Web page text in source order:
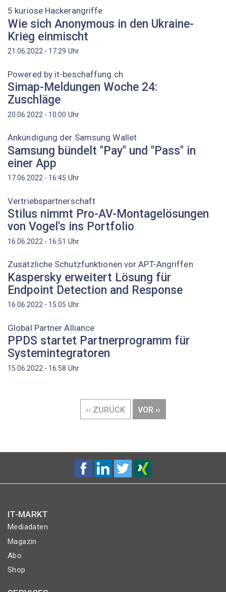
5 kuriose Hackerangriffe
Wie sich Anonymous in den Ukraine-
Krieg einmischt
21.06.2022 - 17:29 Uhr
Powered by it-beschaffung.ch
Simap-Meldungen Woche 24:
Zuschläge
20.06.2022 - 10:00 Uhr
Ankündigung der Samsung Wallet
Samsung bündelt "Pay" und "Pass" in
einer App
17.06.2022 - 16:45 Uhr
Vertriebspartnerschaft
Stilus nimmt Pro-AV-Montagelösungen
von Vogel's ins Portfolio
16.06.2022 - 16:51 Uhr
Zusätzliche Schutzfunktionen vor APT-Angriffen
Kaspersky erweitert Lösung für
Endpoint Detection and Response
16.06.2022 - 15:05 Uhr
Global Partner Alliance
PPDS startet Partnerprogramm für
Systemintegratoren
15.06.2022 - 16:58 Uhr
VORHERIGE
SEITE
‹‹ ZURÜCK
NÄCHSTE
SEITE
VOR ››
IT-MARKT
Mediadaten
Magazin
Abo
Shop